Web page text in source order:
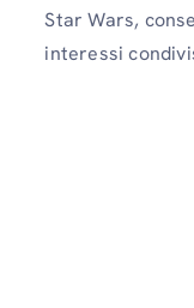
Star Wars,
interessi